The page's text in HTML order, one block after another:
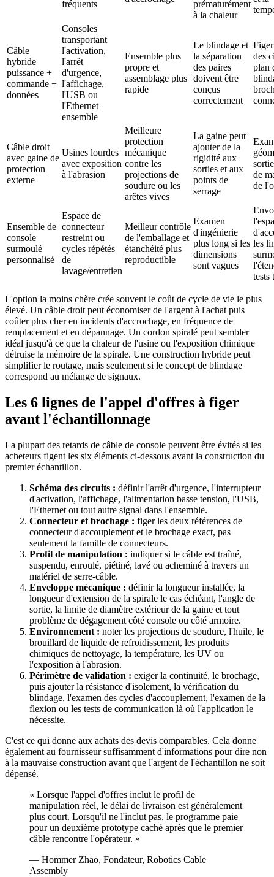
fréquents
prématurément
à la chaleur
Câble
hybride
puissance +
commande +
données
Consoles
transportant
l'activation,
l'arrêt
d'urgence,
l'affichage,
l'USB ou
l'Ethernet
ensemble
Ensemble plus
propre et
assemblage plus
rapide
Le blindage et
la séparation
des paires
doivent être
conçus
correctement
des
plan
Câble droit
avec gaine de
protection
externe
Usines lourdes
avec exposition
à l'abrasion
Meilleure
protection
mécanique
contre les
projections de
soudure ou les
arêtes vives
La gaine peut
ajouter de la
rigidité aux
sorties et aux
points de
serrage
de
de
Ensemble de
console
surmoulé
personnalisé
Espace de
connecteur
restreint ou
cycles répétés
de
lavage/entretien
Meilleur contrôle
de l'emballage et
étanchéité plus
reproductible
Examen
d'ingénierie
plus long si les
dimensions
sont vagues
les
tests
L'option la moins chère crée souvent le coût de cycle de vie le plus
élevé. Un câble droit peut économiser de l'argent à l'achat puis
coûter plus cher en incidents d'accrochage, en fréquence de
remplacement et en dépannage. Un cordon spiralé peut sembler
idéal jusqu'à ce que la chaleur de l'usine ou l'exposition chimique
détruise la mémoire de la spirale. Une construction hybride peut
simplifier le routage, mais seulement si le concept de blindage
correspond au mélange de signaux.
Les 6 lignes de l'appel d'offres à figer
avant l'échantillonnage
La plupart des retards de câble de console peuvent être évités si les
acheteurs figent les six éléments ci-dessous avant la construction du
premier échantillon.
Schéma des circuits : définir l'arrêt d'urgence, l'interrupteur
d'activation, l'affichage, l'alimentation basse tension, l'USB,
l'Ethernet ou tout autre signal dans l'ensemble.
Connecteur et brochage : figer les deux références de
connecteur d'accouplement et le brochage exact, pas
seulement la famille de connecteurs.
Profil de manipulation : indiquer si le câble est traîné,
suspendu, enroulé, piétiné, lavé ou acheminé à travers un
matériel de serre-câble.
Enveloppe mécanique : définir la longueur installée, la
longueur d'extension de la spirale le cas échéant, l'angle de
sortie, la limite de diamètre extérieur de la gaine et tout
problème de dégagement côté console ou côté armoire.
Environnement : noter les projections de soudure, l'huile, le
brouillard de liquide de refroidissement, les produits
chimiques de nettoyage, la température, les UV ou
l'exposition à l'abrasion.
Périmètre de validation : exiger la continuité, le brochage,
puis ajouter la résistance d'isolement, la vérification du
blindage, l'examen des cycles d'accouplement, l'examen de la
flexion ou les tests de communication là où l'application le
nécessite.
C'est ce qui donne aux achats des devis comparables. Cela donne
également au fournisseur suffisamment d'informations pour dire non
à la mauvaise construction avant que l'argent de l'échantillon ne soit
dépensé.
« Lorsque l'appel d'offres inclut le profil de
manipulation réel, le délai de livraison est généralement
plus court. Lorsqu'il ne l'inclut pas, le programme paie
pour un deuxième prototype caché après que le premier
câble rencontre l'opérateur. »
— Hommer Zhao, Fondateur, Robotics Cable
Assembly